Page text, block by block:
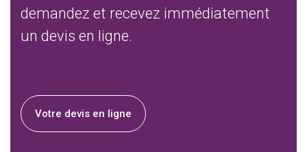
demandez et recevez immédiatement
un devis en ligne.
Votre devis en ligne